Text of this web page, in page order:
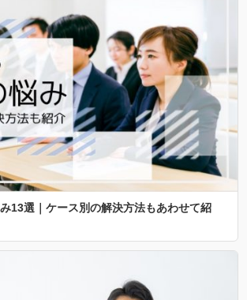
13選｜ケース別の解決方法もあわせて紹